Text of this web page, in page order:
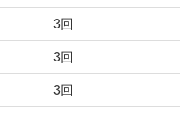
3回
3回
3回